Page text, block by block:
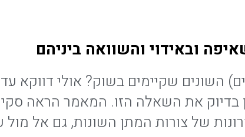
ובאידוי והשוואה ביניהם
השונים שקיימים בשוק? אולי
שהתפרסם (מארס 2024) בחן בדיוק את השאלה הזו.
של צורות המתן השונות, גם אל מול